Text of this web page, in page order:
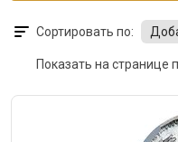
Сортировать по:
Показать на странице